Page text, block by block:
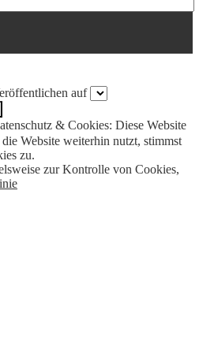
auf
& Cookies: Diese Website
Website weiterhin nutzt, stimmst
zu.
zur Kontrolle von Cookies,